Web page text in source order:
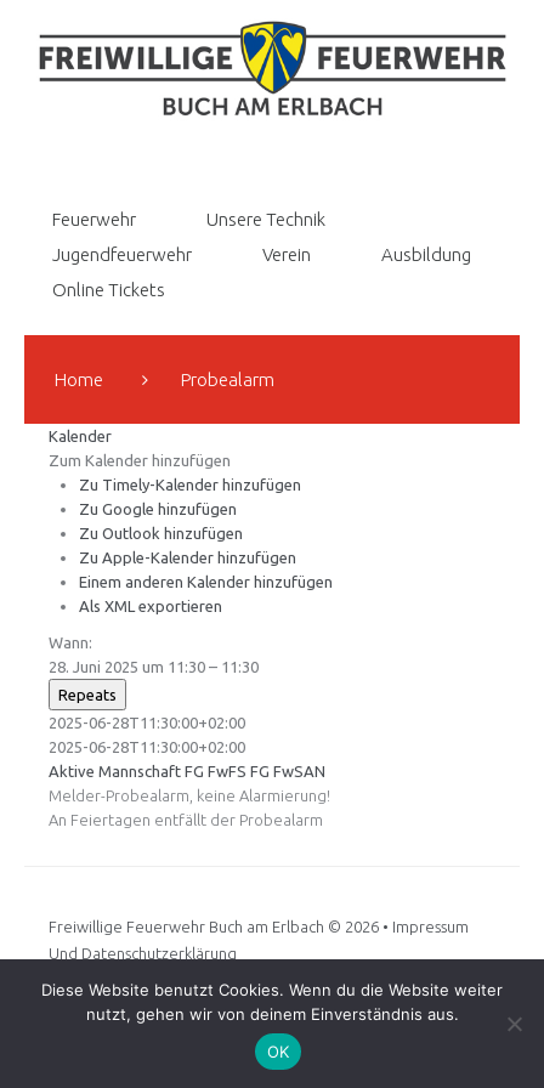
Feuerwehr
Unsere Technik
Jugendfeuerwehr
Verein
Ausbildung
Online Tickets
Home Probealarm
Kalender
Zum Kalender hinzufügen
Zu Timely-Kalender hinzufügen
Zu Google hinzufügen
Zu Outlook hinzufügen
Zu Apple-Kalender hinzufügen
Einem anderen Kalender hinzufügen
Als XML exportieren
Wann:
28. Juni 2025 um 11:30 – 11:30
Repeats
2025-06-28T11:30:00+02:00
2025-06-28T11:30:00+02:00
Aktive Mannschaft FG FwFS FG FwSAN
Melder-Probealarm, keine Alarmierung!
An Feiertagen entfällt der Probealarm
Freiwillige Feuerwehr Buch am Erlbach © 2026 • Impressum
Und Datenschutzerklärung
Diese Website benutzt Cookies. Wenn du die Website weiter
nutzt, gehen wir von deinem Einverständnis aus.
OK